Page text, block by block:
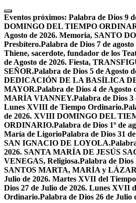
Skip
to
content
Eventos próximos: Palabra de Dios 9
DOMINGO DEL TIEMPO
Agosto de 2026. Memoria, SANTO
Presbítero.Palabra de Dios 7 de
Thiene, sacerdote, fundador de los
de Agosto de 2026. Fiesta,
SEÑOR.Palabra de Dios 5 de Agosto
DEDICACIÓN DE LA BASÍLICA
MAYOR.Palabra de Dios 4 de Agosto
MARÍA VIANNEY.Palabra de Dios 3
Lunes XVIII de Tiempo Ordinario.
de 2026. XVIII DOMINGO DEL
ORDINARIO.Palabra de Dios 1º de
María de LigorioPalabra de Dios 31
SAN IGNACIO DE LOYOLA.
2026. SANTA MARÍA DE JESÚS
VENEGAS, Religiosa.Palabra de Dios
SANTOS MARTA, MARÍA y
Julio de 2026. Martes XVII del
Dios 27 de Julio de 2026. Lunes XVII
Ordinario.Palabra de Dios 26 de Julio